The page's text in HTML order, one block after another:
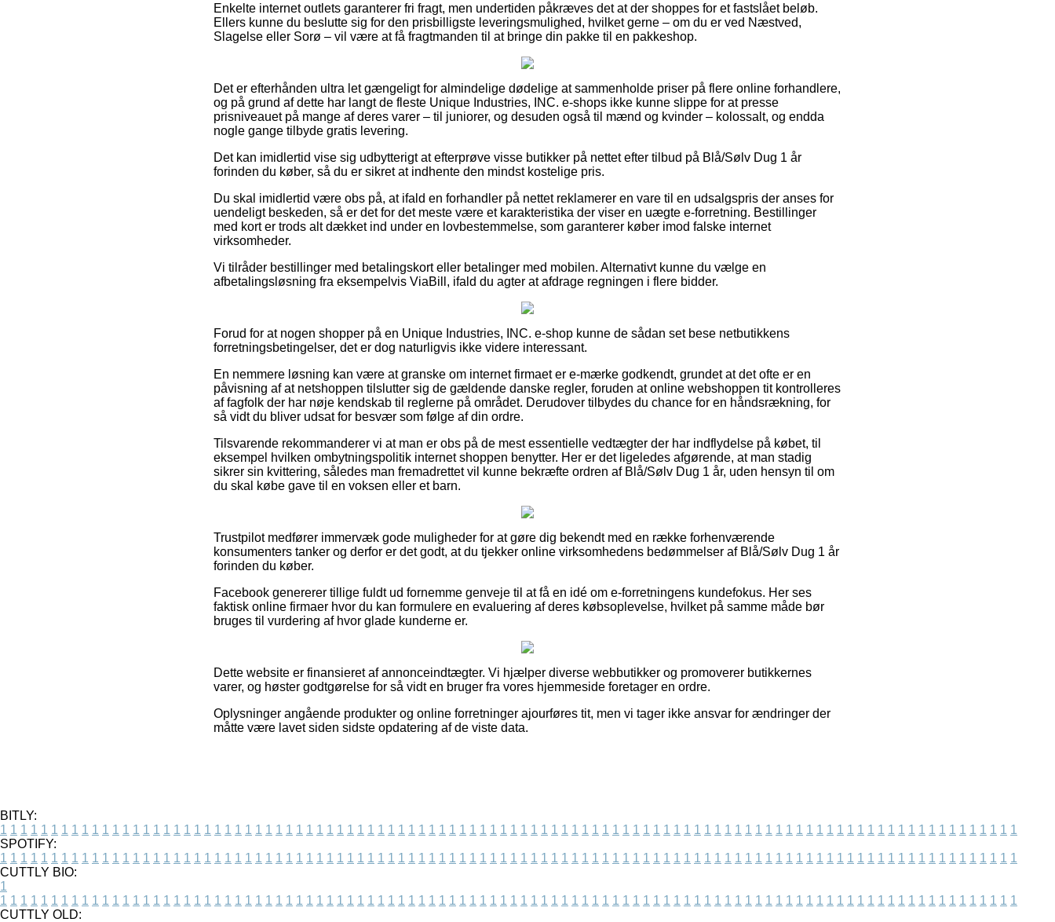
Enkelte internet outlets garanterer fri fragt, men undertiden påkræves det at der shoppes for et fastslået beløb.
Ellers kunne du beslutte sig for den prisbilligste leveringsmulighed, hvilket gerne – om du er ved Næstved,
Slagelse eller Sorø – vil være at få fragtmanden til at bringe din pakke til en pakkeshop.
Det er efterhånden ultra let gængeligt for almindelige dødelige at sammenholde priser på flere online forhandlere,
og på grund af dette har langt de fleste Unique Industries, INC. e-shops ikke kunne slippe for at presse
prisniveauet på mange af deres varer – til juniorer, og desuden også til mænd og kvinder – kolossalt, og endda
nogle gange tilbyde gratis levering.
Det kan imidlertid vise sig udbytterigt at efterprøve visse butikker på nettet efter tilbud på Blå/Sølv Dug 1 år
forinden du køber, så du er sikret at indhente den mindst kostelige pris.
Du skal imidlertid være obs på, at ifald en forhandler på nettet reklamerer en vare til en udsalgspris der anses for
uendeligt beskeden, så er det for det meste være et karakteristika der viser en uægte e-forretning. Bestillinger
med kort er trods alt dækket ind under en lovbestemmelse, som garanterer køber imod falske internet
virksomheder.
Vi tilråder bestillinger med betalingskort eller betalinger med mobilen. Alternativt kunne du vælge en
afbetalingsløsning fra eksempelvis ViaBill, ifald du agter at afdrage regningen i flere bidder.
Forud for at nogen shopper på en Unique Industries, INC. e-shop kunne de sådan set bese netbutikkens
forretningsbetingelser, det er dog naturligvis ikke videre interessant.
En nemmere løsning kan være at granske om internet firmaet er e-mærke godkendt, grundet at det ofte er en
påvisning af at netshoppen tilslutter sig de gældende danske regler, foruden at online webshoppen tit kontrolleres
af fagfolk der har nøje kendskab til reglerne på området. Derudover tilbydes du chance for en håndsrækning, for
så vidt du bliver udsat for besvær som følge af din ordre.
Tilsvarende rekommanderer vi at man er obs på de mest essentielle vedtægter der har indflydelse på købet, til
eksempel hvilken ombytningspolitik internet shoppen benytter. Her er det ligeledes afgørende, at man stadig
sikrer sin kvittering, således man fremadrettet vil kunne bekræfte ordren af Blå/Sølv Dug 1 år, uden hensyn til om
du skal købe gave til en voksen eller et barn.
Trustpilot medfører immervæk gode muligheder for at gøre dig bekendt med en række forhenværende
konsumenters tanker og derfor er det godt, at du tjekker online virksomhedens bedømmelser af Blå/Sølv Dug 1 år
forinden du køber.
Facebook genererer tillige fuldt ud fornemme genveje til at få en idé om e-forretningens kundefokus. Her ses
faktisk online firmaer hvor du kan formulere en evaluering af deres købsoplevelse, hvilket på samme måde bør
bruges til vurdering af hvor glade kunderne er.
Dette website er finansieret af annonceindtægter. Vi hjælper diverse webbutikker og promoverer butikkernes
varer, og høster godtgørelse for så vidt en bruger fra vores hjemmeside foretager en ordre.
Oplysninger angående produkter og online forretninger ajourføres tit, men vi tager ikke ansvar for ændringer der
måtte være lavet siden sidste opdatering af de viste data.
BITLY:
1 1 1 1 1 1 1 1 1 1 1 1 1 1 1 1 1 1 1 1 1 1 1 1 1 1 1 1 1 1 1 1 1 1 1 1 1 1 1 1 1 1 1 1 1 1 1 1 1 1 1 1 1 1 1 1 1 1 1 1 1 1 1 1 1 1 1 1 1 1 1 1 1 1 1 1 1 1 1 1 1 1 1 1 1 1 1 1 1 1 1 1 1 1 1 1 1 1 1 1
SPOTIFY:
1 1 1 1 1 1 1 1 1 1 1 1 1 1 1 1 1 1 1 1 1 1 1 1 1 1 1 1 1 1 1 1 1 1 1 1 1 1 1 1 1 1 1 1 1 1 1 1 1 1 1 1 1 1 1 1 1 1 1 1 1 1 1 1 1 1 1 1 1 1 1 1 1 1 1 1 1 1 1 1 1 1 1 1 1 1 1 1 1 1 1 1 1 1 1 1 1 1 1 1
CUTTLY BIO:
1
1 1 1 1 1 1 1 1 1 1 1 1 1 1 1 1 1 1 1 1 1 1 1 1 1 1 1 1 1 1 1 1 1 1 1 1 1 1 1 1 1 1 1 1 1 1 1 1 1 1 1 1 1 1 1 1 1 1 1 1 1 1 1 1 1 1 1 1 1 1 1 1 1 1 1 1 1 1 1 1 1 1 1 1 1 1 1 1 1 1 1 1 1 1 1 1 1 1 1 1
CUTTLY OLD: